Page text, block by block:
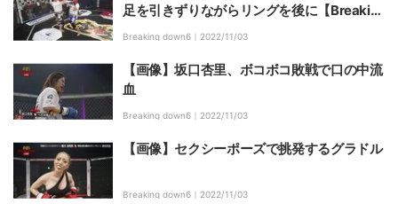
足を引きずりながらリングを後に【Breakin
gDown6】
Breaking down6｜ 2022/11/03
【画像】坂口杏里、ボコボコ敗戦で口の中流
血
Breaking down6｜ 2022/11/03
【画像】セクシーポーズで挑発するグラドル
Breaking down6｜ 2022/11/03